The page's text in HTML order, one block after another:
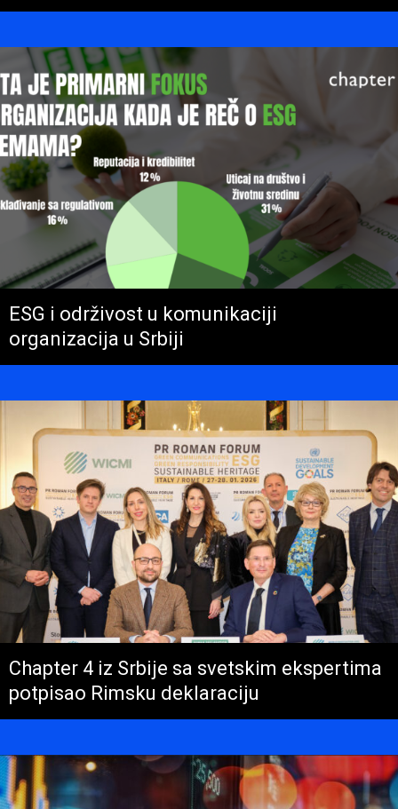
ESG i održivost u komunikaciji
organizacija u Srbiji
Chapter 4 iz Srbije sa svetskim ekspertima
potpisao Rimsku deklaraciju